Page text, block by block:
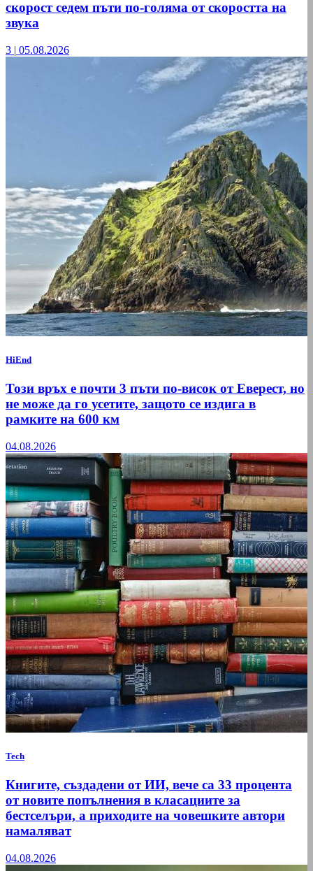
скорост седем пъти по-голяма от скоростта на
звука
3 | 05.08.2026
HiEnd
Този връх е почти 3 пъти по-висок от Еверест, но
не може да го усетите, защото се издига в
рамките на 600 км
04.08.2026
Tech
Книгите, създадени от ИИ, вече са 33 процента
от новите попълнения в класациите за
бестселъри, а приходите на човешките автори
намаляват
04.08.2026